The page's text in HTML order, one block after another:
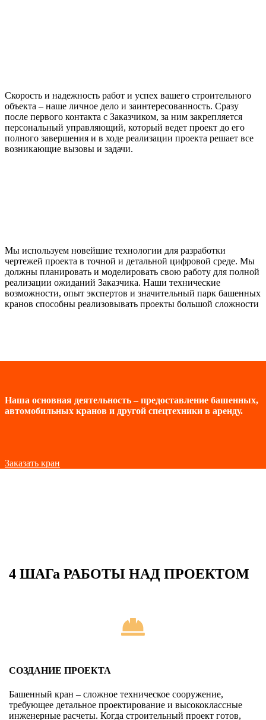
Скорость и надежность работ и успех вашего строительного
объекта – наше личное дело и заинтересованность. Сразу
после первого контакта с Заказчиком, за ним закрепляется
персональный управляющий, который ведет проект до его
полного завершения и в ходе реализации проекта решает все
возникающие вызовы и задачи.
Мы используем новейшие технологии для разработки
чертежей проекта в точной и детальной цифровой среде. Мы
должны планировать и моделировать свою работу для полной
реализации ожиданий Заказчика. Наши технические
возможности, опыт экспертов и значительный парк башенных
кранов способны реализовывать проекты большой сложности
Наша основная деятельность – предоставление башенных,
автомобильных кранов и другой спецтехники в аренду.
Заказать кран
4 ШАГа РАБОТЫ НАД ПРОЕКТОМ
СОЗДАНИЕ ПРОЕКТА
Башенный кран – сложное техническое сооружение,
требующее детальное проектирование и высококлассные
инженерные расчеты. Когда строительный проект готов,